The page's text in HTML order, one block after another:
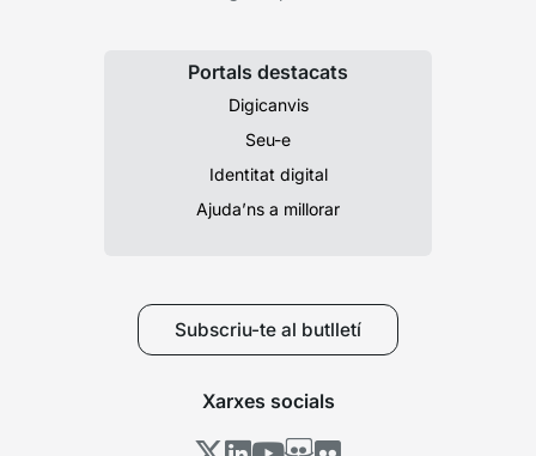
Portals destacats
Digicanvis
Seu-e
Identitat digital
Ajuda’ns a millorar
Subscriu-te al butlletí
Xarxes socials